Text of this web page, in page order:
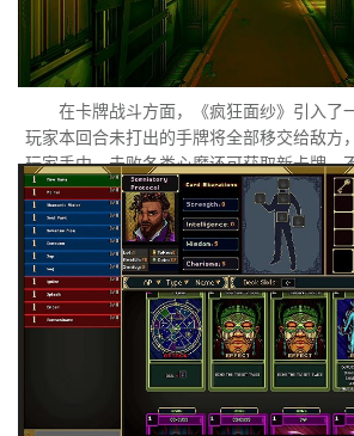
在卡牌战斗方面，《疯狂面纱》引入
玩家本回合未打出的手牌将全部移交给敌方
玩家手中。击败各类心魔还可获取新卡牌，
发扭曲的梦境敌人。在视觉呈现上，游戏采
风，刻意保留低分辨率下模糊失真的质感，
神错位感的氛围体验。